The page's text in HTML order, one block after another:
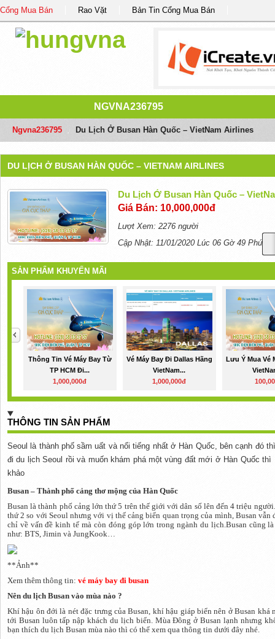
Cổng Mua Bán Rao Vặt Bản Tin Cổng Mua Bán
NGVNA236795
Ngvna236795 Du Lịch Ở Busan Hàn Quốc – VietNam Airlines
DU LỊCH Ở BUSAN HÀN QUỐC – VIETNAM AIRLINES
Du Lịch Ở Busan Hàn Quốc –
Giá Bán: 10,000,000đ
Lượt Xem: 2276 người
Cập Nhật: 11/01/2020 Lúc 06 Gờ 49 Phút
SẢN PHẨM KHUYẾN MÃI
Thông Tin Vé Máy Bay Từ
TP HCM Đi...
1,000,000đ
Vé Máy Bay Đi Dallas Hãng
VietNam...
1,000,000đ
Lưu Ý Mua Vé
THÔNG TIN SẢN PHẨM
Seoul là thành phố sầm uất và nổi tiếng nhất ở Hàn Quốc, bên cạnh đó
đi du lịch Seoul rồi và muốn khám phá một vùng đất mới ở Hàn Quốc
khảo
Busan – Thành phố cảng thơ mộng của Hàn Quốc
Busan là thành phố cảng lớn thứ 5 trên thế giới với dân số lên đến 4 triệu
thứ 2 so với Seoul nhưng với vị thế cảng biển quan trọng của mình, Busan
chỉ về vấn đề kinh tế mà còn đóng góp lớn trong ngành du lịch.Busan cũng
như: BTS, Jimin và JungKook…
**Ảnh**
Xem thêm thông tin: vé máy bay đi busan
Nên du lịch Busan vào mùa nào ?
Khí hậu ôn đới là nét đặc trưng của Busan, khí hậu giáp biển nên ở Busan khá
tới Busan luôn tấp nập khách du lịch biển. Mùa Đông ở Busan lạnh nhưng
bạn thích du lịch Busan mùa nào thì có thể xem qua thông tin dưới đây nhé.